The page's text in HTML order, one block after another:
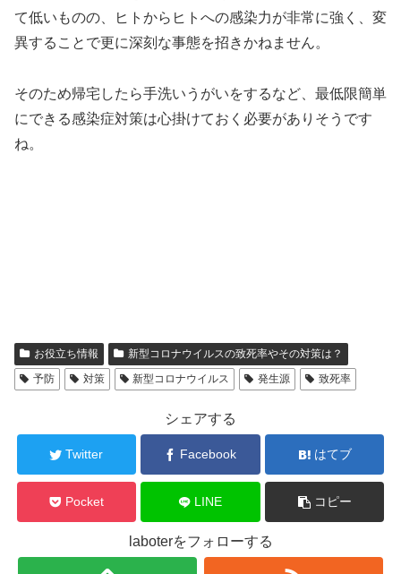
て低いものの、ヒトからヒトへの感染力が非常に強く、変
異することで更に深刻な事態を招きかねません。
そのため帰宅したら手洗いうがいをするなど、最低限簡単
にできる感染症対策は心掛けておく必要がありそうです
ね。
お役立ち情報
新型コロナウイルスの致死率やその対策は？
予防
対策 新型コロナウイルス 発生源 致死率
シェアする
Twitter Facebook はてブ
Pocket LINE コピー
laboterをフォローする